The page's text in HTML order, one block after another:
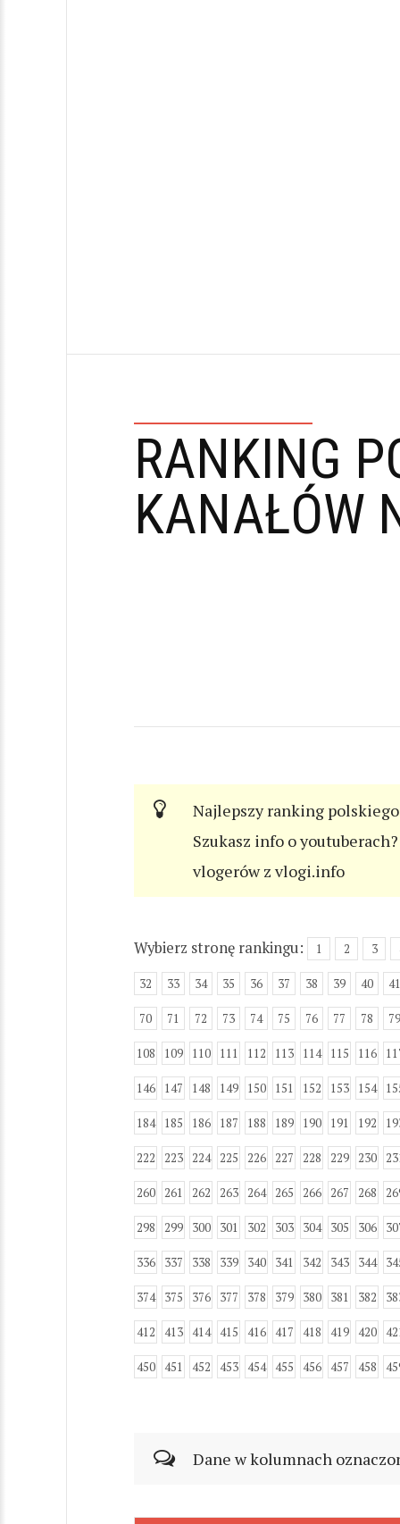
RANKING
KANAŁÓW
Najlepszy ranking
Szukasz info o
vlogerów z vlogi.info
Wybierz stronę rankingu: 1 2 3
32 33 34 35 36 37 38 39 40 41
70 71 72 73 74 75 76 77 78 79
108 109 110 111 112 113 114 115 116
146 147 148 149 150 151 152 153 154
184 185 186 187 188 189 190 191 192
222 223 224 225 226 227 228 229 230
260 261 262 263 264 265 266 267 268
298 299 300 301 302 303 304 305 306
336 337 338 339 340 341 342 343 344
374 375 376 377 378 379 380 381 382
412 413 414 415 416 417 418 419 420
450 451 452 453 454 455 456 457 458
Dane w kolumnach